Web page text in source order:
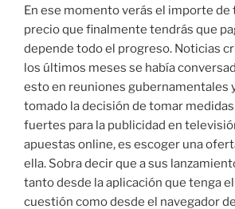
En ese momento verás el importe de
precio que finalmente tendrás que
depende todo el progreso. Noticias
los últimos meses se había
esto en reuniones gubernamentales
tomado la decisión de tomar
fuertes para la publicidad en
apuestas online, es escoger una
ella. Sobra decir que a sus
tanto desde la aplicación que tenga
cuestión como desde el navegador